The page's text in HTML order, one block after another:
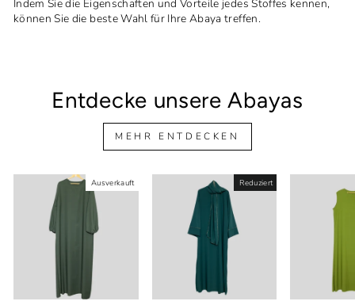
Indem Sie die Eigenschaften und Vorteile jedes Stoffes kennen,
können Sie die beste Wahl für Ihre Abaya treffen.
Entdecke unsere Abayas
MEHR ENTDECKEN
Ausverkauft Reduziert